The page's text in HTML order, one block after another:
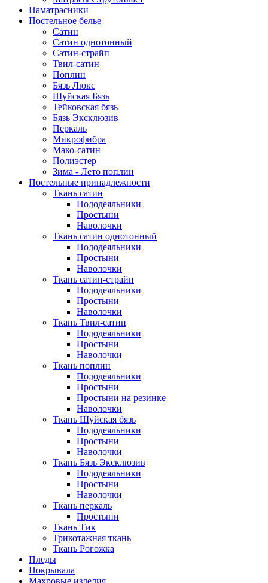
Наматрасники
Постельное белье
Сатин
Сатин однотонный
Сатин-страйп
Твил-сатин
Поплин
Бязь Люкс
Шуйская Бязь
Тейковская бязь
Бязь Эксклюзив
Перкаль
Микрофибра
Мако-сатин
Полиэстер
Зима - Лето поплин
Постельные принадлежности
Ткань сатин
Пододеяльники
Простыни
Наволочки
Ткань сатин однотонный
Пододеяльники
Простыни
Наволочки
Ткань сатин-страйп
Пододеяльники
Простыни
Наволочки
Ткань Твил-сатин
Пододеяльники
Простыни
Наволочки
Ткань поплин
Пододеяльники
Простыни
Простыни на резинке
Наволочки
Ткань Шуйская бязь
Пододеяльники
Простыни
Наволочки
Ткань Бязь Эксклюзив
Пододеяльники
Простыни
Наволочки
Ткань перкаль
Простыни
Ткань Тик
Трикотажная ткань
Ткань Рогожка
Пледы
Покрывала
Махровые изделия